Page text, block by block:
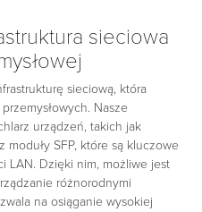
sieciowa
sieciową, która
Nasze
urządzeń, takich jak
SFP, które są kluczowe
LAN. Dzięki nim, możliwe jest
różnorodnymi
na osiąganie wysokiej